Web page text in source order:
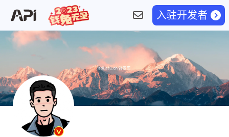
入驻开发者